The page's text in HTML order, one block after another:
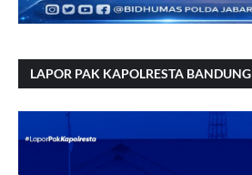
LAPOR PAK KAPOLRESTA BANDUNG